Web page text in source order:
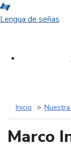
Lengua de señas
Inicio
Marco